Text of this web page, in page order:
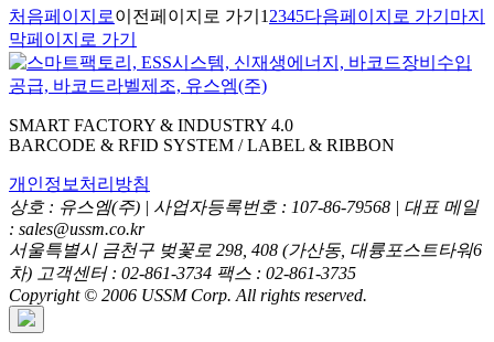
처음페이지로이전페이지로 가기 1 2345다음페이지로 가기 마지
막페이지로 가기
SMART FACTORY & INDUSTRY 4.0
BARCODE & RFID SYSTEM / LABEL & RIBBON
개인정보처리방침
상호 : 유스엠(주) | 사업자등록번호 : 107-86-79568 | 대표 메일
: sales@ussm.co.kr
서울특별시 금천구 벚꽃로 298, 408 (가산동, 대륭포스트타워6
차) 고객센터 : 02-861-3734 팩스 : 02-861-3735
Copyright © 2006 USSM Corp. All rights reserved.